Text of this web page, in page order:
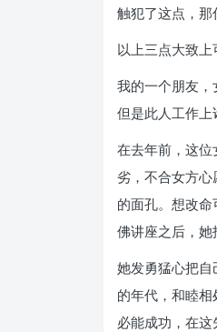
触犯了这点，那
以上三点大致
我的一个朋友，
但是此人工作上
在去年前，这
劣，不合女方
的面孔。想改
佛讲座之后，她
她发勇猛心把
的年代，和睦
必能成功，在这